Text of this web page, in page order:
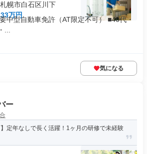
幌市白石区川下
万円
中型自動車免許（AT限定不可） ■40代・
気になる
ー
】定年なしで長く活躍！1ヶ月の研修で未経験